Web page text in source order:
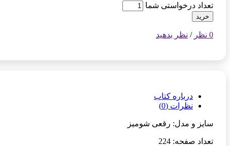
تعداد درخواستی شما
خرید
0 نظر / نظر بدهید
درباره کتاب
نظرات (0)
سایز و مدل: رقعی شومیز
تعداد صفحه: 224